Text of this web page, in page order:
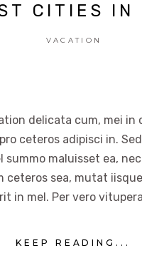
CITIES IN
VACATION
delicata cum, mei in
ceteros adipisci in.
summo maluisset ea,
sea, mutat
in mel. Per vero
KEEP READING...